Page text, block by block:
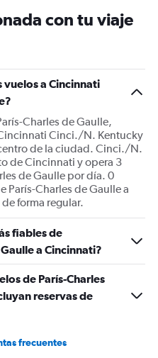
con tu viaje
a Cincinnati
Charles de Gaulle,
Cinci./N. Kentucky
de la ciudad. Cinci./N.
de Cincinnati y opera 3
de Gaulle por día. 0
París-Charles de Gaulle a
forma regular.
fiables de
a Cincinnati?
de París-Charles
reservas de
frecuentes